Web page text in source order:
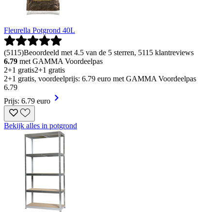
Fleurella Potgrond 40L
(5115)Beoordeeld met 4.5 van de 5 sterren, 5115 klantreviews
6.79 met GAMMA Voordeelpas
2+1 gratis2+1 gratis
2+1 gratis, voordeelprijs: 6.79 euro met GAMMA Voordeelpas
6.79
Prijs: 6.79 euro
Bekijk alles in potgrond